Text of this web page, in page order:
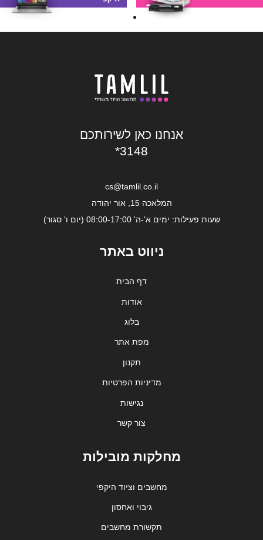
אנחנו כאן לשירותכם
*3148
cs@tamlil.co.il
המלאכה 15, אור יהודה
שעות פעילות: ימים א'-ה' 08:00-17:00 (יום ו' סגור)
ניווט באתר
דף הבית
אודות
בלוג
מפת אתר
תקנון
מדיניות הפרטיות
נגישות
צור קשר
מחלקות מובילות
מחשבים וציוד היקפי
גיבוי ואחסון
תקשורת מחשבים